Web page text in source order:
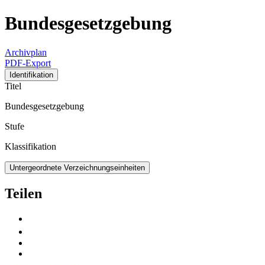
Bundesgesetzgebung
Archivplan
PDF-Export
Identifikation
Titel
Bundesgesetzgebung
Stufe
Klassifikation
Untergeordnete Verzeichnungseinheiten
Teilen